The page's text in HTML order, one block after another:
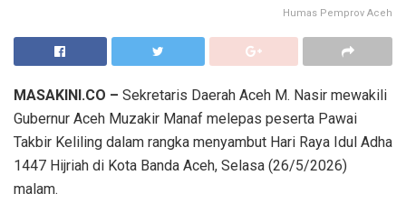
Humas Pemprov Aceh
MASAKINI.CO – Sekretaris Daerah Aceh M. Nasir mewakili
Gubernur Aceh Muzakir Manaf melepas peserta Pawai
Takbir Keliling dalam rangka menyambut Hari Raya Idul Adha
1447 Hijriah di Kota Banda Aceh, Selasa (26/5/2026)
malam.